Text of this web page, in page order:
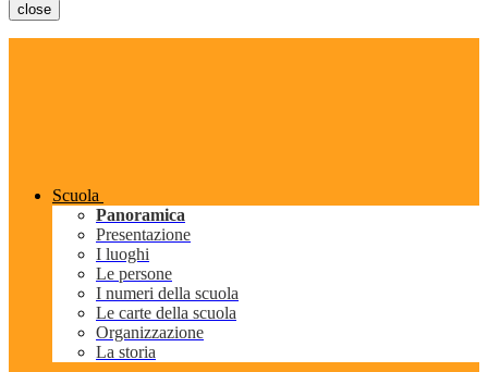
close
Scuola
Panoramica
Presentazione
I luoghi
Le persone
I numeri della scuola
Le carte della scuola
Organizzazione
La storia